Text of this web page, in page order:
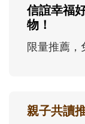
信誼幸福
物！
限量推薦，
親子共讀